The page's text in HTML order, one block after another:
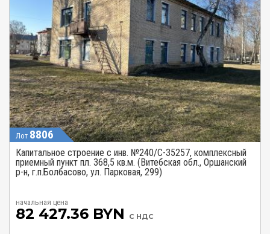
Лот 8806
Капитальное строение с инв. №240/C-35257, комплексный
приемный пункт пл. 368,5 кв.м. (Витебская обл., Оршанский
р-н, г.п.Болбасово, ул. Парковая, 299)
начальная цена
82 427.36 BYN С НДС